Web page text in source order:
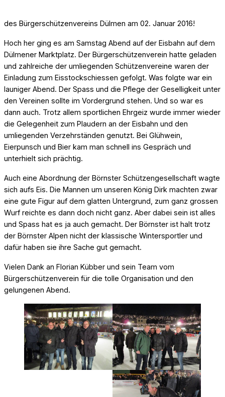
des Bürgerschützenvereins Dülmen am 02. Januar 2016!
Hoch her ging es am Samstag Abend auf der Eisbahn auf dem
Dülmener Marktplatz. Der Bürgerschützenverein hatte geladen
und zahlreiche der umliegenden Schützenvereine waren der
Einladung zum Eisstockschiessen gefolgt. Was folgte war ein
launiger Abend. Der Spass und die Pflege der Geselligkeit unter
den Vereinen sollte im Vordergrund stehen. Und so war es
dann auch. Trotz allem sportlichen Ehrgeiz wurde immer wieder
die Gelegenheit zum Plaudern an der Eisbahn und den
umliegenden Verzehrständen genutzt. Bei Glühwein,
Eierpunsch und Bier kam man schnell ins Gespräch und
unterhielt sich prächtig.
Auch eine Abordnung der Börnster Schützengesellschaft wagte
sich aufs Eis. Die Mannen um unseren König Dirk machten zwar
eine gute Figur auf dem glatten Untergrund, zum ganz grossen
Wurf reichte es dann doch nicht ganz. Aber dabei sein ist alles
und Spass hat es ja auch gemacht. Der Börnster ist halt trotz
der Börnster Alpen nicht der klassische Wintersportler und
dafür haben sie ihre Sache gut gemacht.
Vielen Dank an Florian Kübber und sein Team vom
Bürgerschützenverein für die tolle Organisation und den
gelungenen Abend.